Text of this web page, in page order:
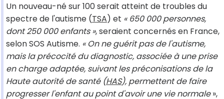
Un nouveau-né sur 100 serait atteint de troubles du
spectre de l'autisme (TSA) et « 650 000 personnes,
dont 250 000 enfants », seraient concernés en France,
selon SOS Autisme. « On ne guérit pas de l'autisme,
mais la précocité du diagnostic, associée à une prise
en charge adaptée, suivant les préconisations de la
Haute autorité de santé (HAS), permettent de faire
progresser l'enfant au point d'avoir une vie normale»,